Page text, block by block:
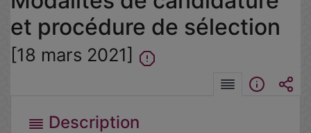
et procédure de sélection
[18 mars 2021]
Description